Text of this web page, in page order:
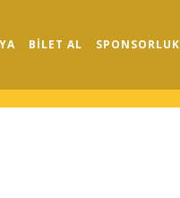
BİLET AL SPONSORLUK